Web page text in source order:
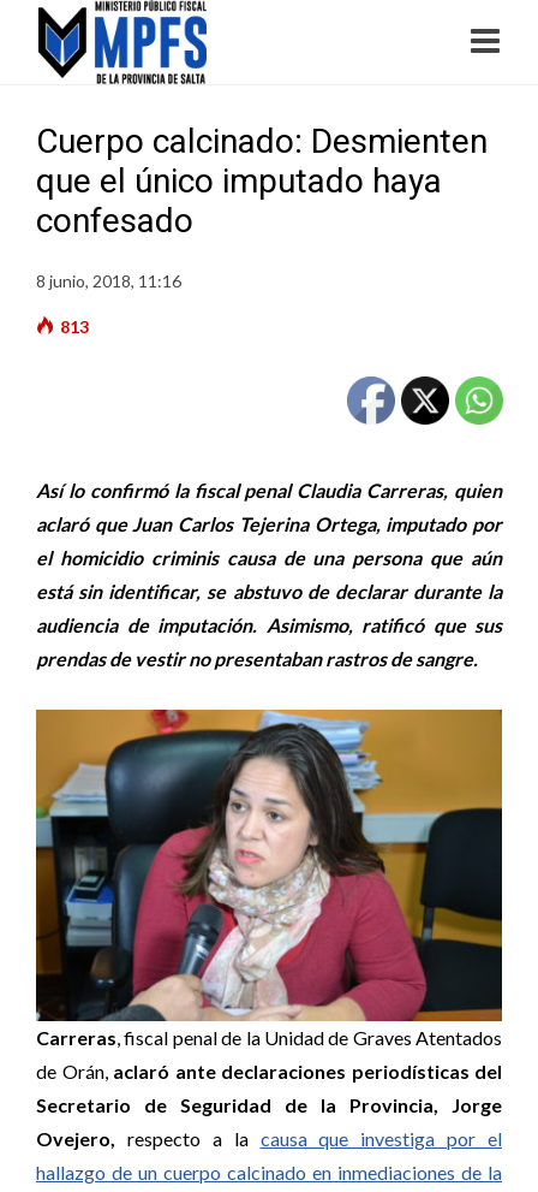
Cuerpo calcinado: Desmienten
que el único imputado haya
confesado
8 junio, 2018, 11:16
813
Así lo confirmó la fiscal penal Claudia Carreras, quien
aclaró que Juan Carlos Tejerina Ortega, imputado por
el homicidio criminis causa de una persona que aún
está sin identificar, se abstuvo de declarar durante la
audiencia de imputación. Asimismo, ratificó que sus
prendas de vestir no presentaban rastros de sangre.
Carreras, fiscal penal de la Unidad de Graves Atentados
de Orán, aclaró ante declaraciones periodísticas del
Secretario de Seguridad de la Provincia, Jorge
Ovejero, respecto a la causa que investiga por el
hallazgo de un cuerpo calcinado en inmediaciones de la